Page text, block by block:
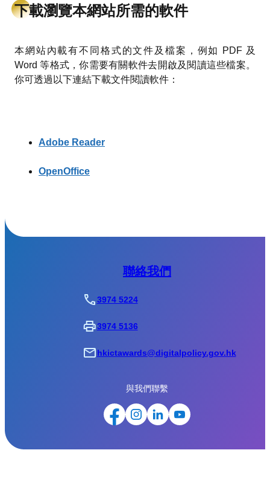
下載瀏覽本網站所需的軟件
本網站內載有不同格式的文件及檔案，例如 PDF 及
Word 等格式，你需要有關軟件去開啟及閱讀這些檔案。
你可透過以下連結下載文件閱讀軟件：
Adobe Reader
OpenOffice
聯絡我們
3974 5224
3974 5136
hkictawards@digitalpolicy.gov.hk
與我們聯繫